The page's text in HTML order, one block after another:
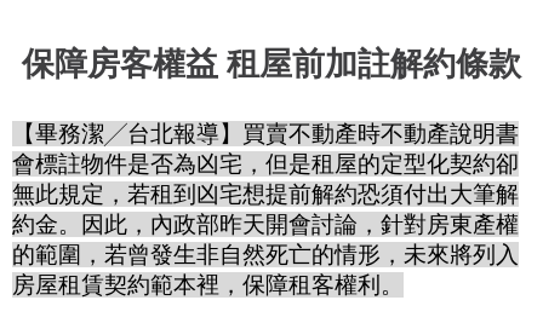
保障房客權益 租屋前加註解約條款
【畢務潔 ╱台北報導】買賣不動產時不動產說明書
會標註物件是否為凶宅，但是租屋的定型化契約卻
無此規定，若租到凶宅想提前解約恐須付出大筆解
約金。因此，內政部昨天開會討論，針對房東產權
的範圍，若曾發生非自然死亡的情形，未來將列入
房屋租賃契約範本裡，保障租客權利。